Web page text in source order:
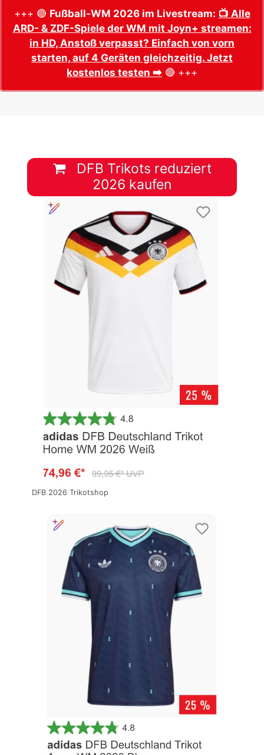
+++ 🔴 Fußball-WM 2026 im Livestream: 📺 Alle
ARD- & ZDF-Spiele der WM mit Joyn+ streamen:
in HD, Anstoß verpasst? Einfach von vorn
starten, auf 4 Geräten gleichzeitig. Jetzt
kostenlos testen ➡️ 🔴 +++
DFB Trikots reduziert
2026 kaufen
DFB 2026 Trikotshop